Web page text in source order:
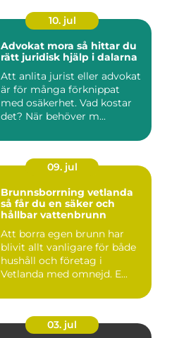
10. jul
Advokat mora så hittar du
rätt juridisk hjälp i dalarna
Att anlita jurist eller advokat
är för många förknippat
med osäkerhet. Vad kostar
det? När behöver m...
09. jul
Brunnsborrning vetlanda
så får du en säker och
hållbar vattenbrunn
Att borra egen brunn har
blivit allt vanligare för både
hushåll och företag i
Vetlanda med omnejd. E...
03. jul